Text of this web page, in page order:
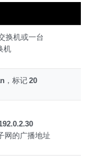
换机或一台
机
，标记20
网的广播地址